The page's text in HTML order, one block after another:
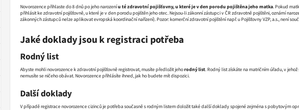
Novorozence přihlaste do 8 dnů po jeho narozeníu té zdravotní pojišťovny, u které je v den porodu pojištěna jeho matka. Pokud
přihlásit ke zdravotní pojišťovně, u které je v den porodu pojištěn jeho otec. Nejsou-li zákonní zástupci v ČR zdravotně pojištěni, oznámí
zákonných zástupců nelze aplikovat evropská koordinační nařízení). Pozor: komerční zdravotní pojištění např. u Pojišťovny VZP, a.s., není
Jaké doklady jsou k registraci potřeba
Rodný list
Abyste mohli novorozence k zdravotní pojišťovně registrovat, musíte předložit jehorodný list. Rodný list získáte na matričním úřadu, v
nemusíte se ničeho obávat. Novorozence přihlásíte ihned, jak ho budete mít dispozici.
Další doklady
V případě registrace novorozence cizinců je potřeba současně s rodným listem doložit také další doklady spojené zejména s pobytovým